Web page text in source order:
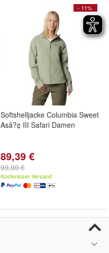
- 11%
Softshelljacke Columbia Sweet
Asâ?¢ III Safari Damen
89,39 €
99,99 €
Kostenloser Versand